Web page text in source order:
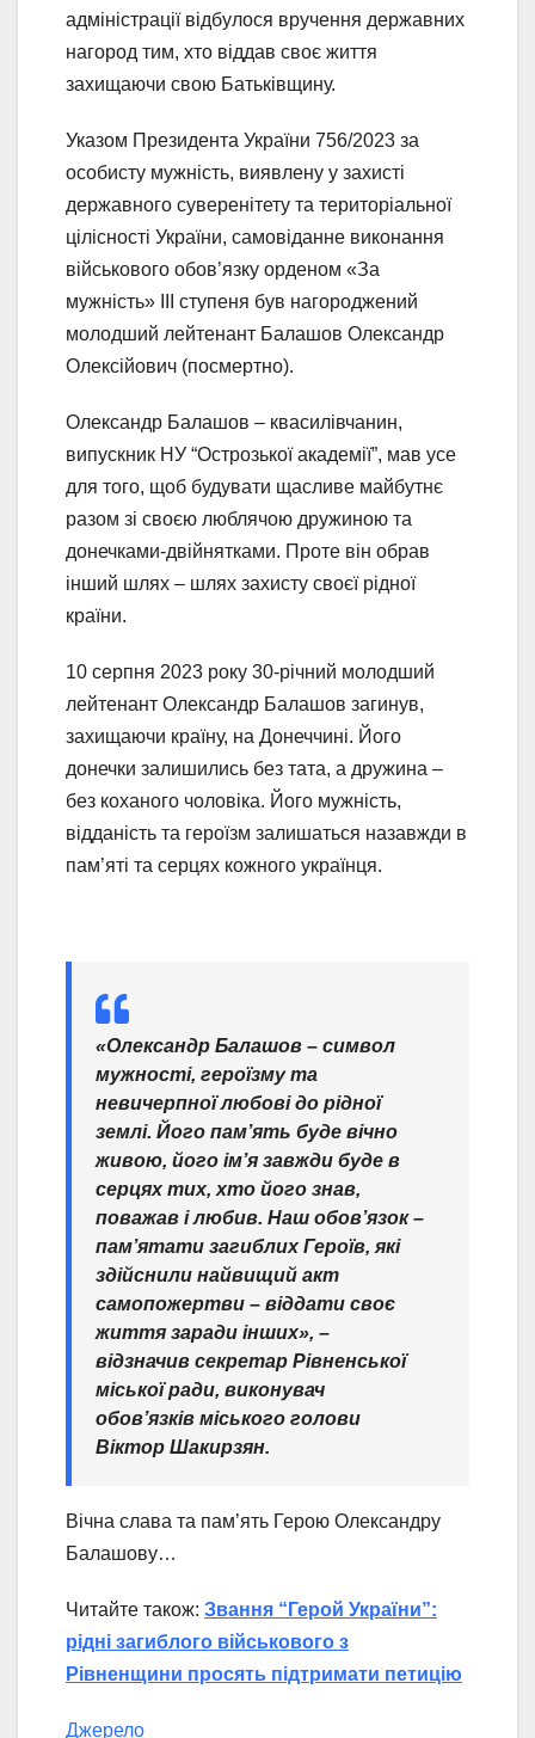
адміністрації відбулося вручення державних
нагород тим, хто віддав своє життя
захищаючи свою Батьківщину.
Указом Президента України 756/2023 за
особисту мужність, виявлену у захисті
державного суверенітету та територіальної
цілісності України, самовіданне виконання
військового обов’язку орденом «За
мужність» III ступеня був нагороджений
молодший лейтенант Балашов Олександр
Олексійович (посмертно).
Олександр Балашов – квасилівчанин,
випускник НУ “Острозької академії”, мав усе
для того, щоб будувати щасливе майбутнє
разом зі своєю люблячою дружиною та
донечками-двійнятками. Проте він обрав
інший шлях – шлях захисту своєї рідної
країни.
10 серпня 2023 року 30-річний молодший
лейтенант Олександр Балашов загинув,
захищаючи країну, на Донеччині. Його
донечки залишились без тата, а дружина –
без коханого чоловіка. Його мужність,
відданість та героїзм залишаться назавжди в
пам’яті та серцях кожного українця.
«Олександр Балашов – символ
мужності, героїзму та
невичерпної любові до рідної
землі. Його пам’ять буде вічно
живою, його ім’я завжди буде в
серцях тих, хто його знав,
поважав і любив. Наш обов’язок –
пам’ятати загиблих Героїв, які
здійснили найвищий акт
самопожертви – віддати своє
життя заради інших», –
відзначив секретар Рівненської
міської ради, виконувач
обов’язків міського голови
Віктор Шакирзян.
Вічна слава та пам’ять Герою Олександру
Балашову…
Читайте також: Звання “Герой України”:
рідні загиблого військового з
Рівненщини просять підтримати петицію
Джерело